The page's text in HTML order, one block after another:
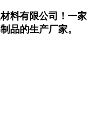
料有限公司！ 一家
品的生产厂家。